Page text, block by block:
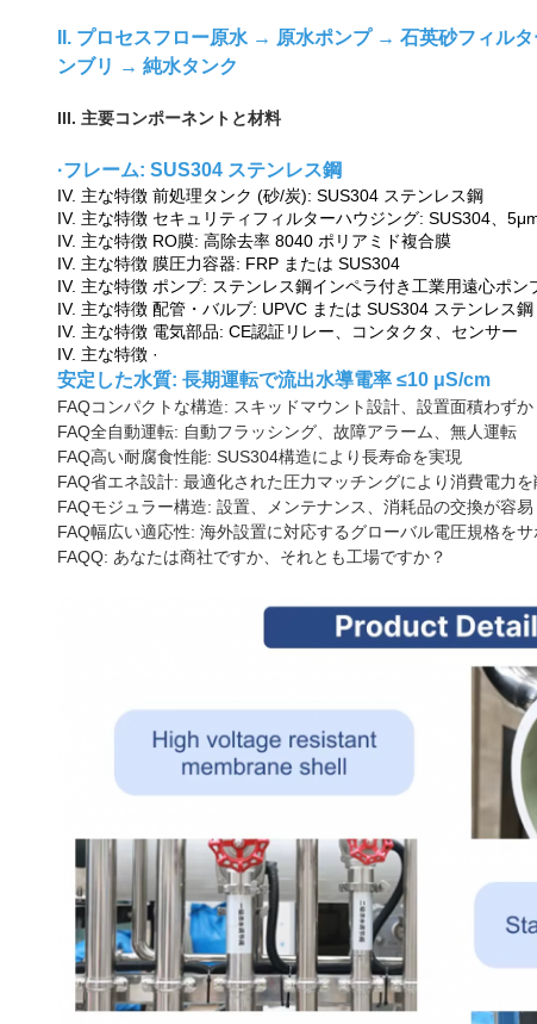
II. プロセスフロー原水 → 原水ポンプ → 石英砂フィル
ンブリ → 純水タンク
III. 主要コンポーネントと材料
·フレーム: SUS304 ステンレス鋼
IV. 主な特徴 前処理タンク (砂/炭): SUS304 ステンレス鋼
IV. 主な特徴 セキュリティフィルターハウジング: SUS304、
IV. 主な特徴 RO膜: 高除去率 8040 ポリアミド複合膜
IV. 主な特徴 膜圧力容器: FRP または SUS304
IV. 主な特徴 ポンプ: ステンレス鋼インペラ付き工業用遠心ポン
IV. 主な特徴 配管・バルブ: UPVC または SUS304 ステンレス鋼
IV. 主な特徴 電気部品: CE認証リレー、コンタクタ、センサー
IV. 主な特徴 ·
安定した水質: 長期運転で流出水導電率 ≤10 μS/cm
FAQコンパクトな構造: スキッドマウント設計、設置面積わず
FAQ全自動運転: 自動フラッシング、故障アラーム、無人運転
FAQ高い耐腐食性能: SUS304構造により長寿命を実現
FAQ省エネ設計: 最適化された圧力マッチングにより消費電力を
FAQモジュラー構造: 設置、メンテナンス、消耗品の交換が容易
FAQ幅広い適応性: 海外設置に対応するグローバル電圧規格をサ
FAQQ: あなたは商社ですか、それとも工場ですか？